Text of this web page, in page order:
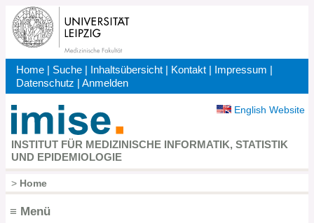
Direkt
zum
Inhalt
Kopfbereich
Home | Suche | Inhaltsübersicht | Kontakt | Impressum |
Datenschutz |Anmelden
English Website
INSTITUT FÜR MEDIZINISCHE INFORMATIK, STATISTIK
UND EPIDEMIOLOGIE
Pfadnavigation
> Home
≡ Menü